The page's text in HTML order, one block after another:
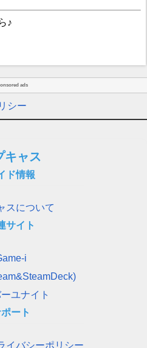
♪
ads
シー
キャス
ド情報
スについて
サイト
i
ユナイト
ート
イバシーポリシー